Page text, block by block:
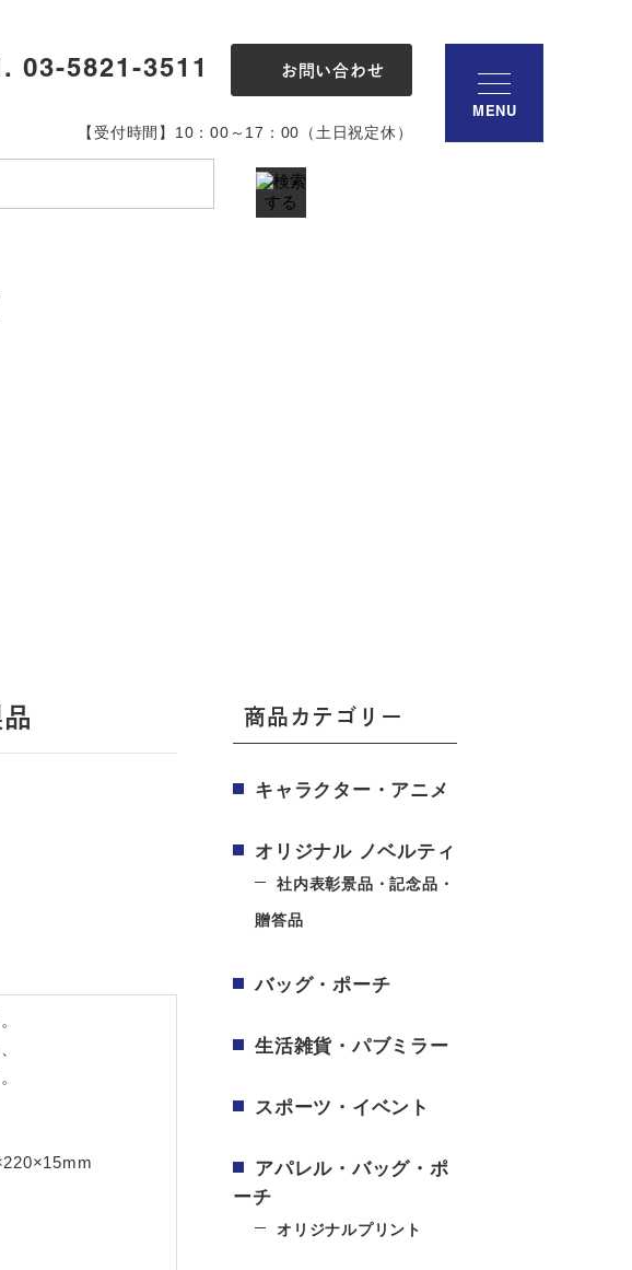
03-5821-3511 お問い合わせ
【受付時間】10：00～17：00（土日祝定休）
MENU
商品カテゴリー
キャラクター・アニメ
オリジナル ノベルティ
社内表彰景品・記念品・
贈答品
バッグ・ポーチ
生活雑貨・パブミラー
スポーツ・イベント
アパレル・バッグ・ポ
ーチ
オリジナルプリント